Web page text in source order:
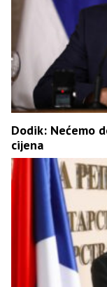
Dodik: Nećemo
cijena